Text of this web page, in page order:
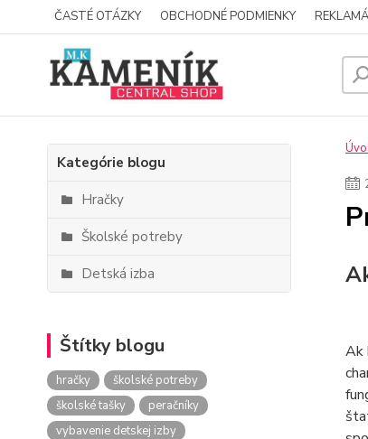
ČASTÉ OTÁZKY OBCHODNÉ PODMIENKY
Kategórie blogu
Hračky
Školské potreby
Detská izba
Štítky blogu
hračky
školské potreby
školské tašky
peračníky
vybavenie detskej izby
Ak